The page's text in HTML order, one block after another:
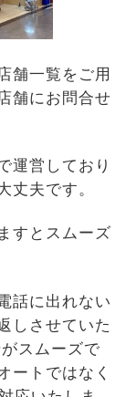
舗一覧をご用
舗にお問合せ
運営しており
丈夫です。
すとスムーズ
話に出れない
しさせていた
スムーズで
ートではなく